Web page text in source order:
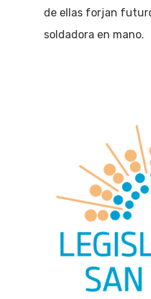
de ellas forjan
soldadora en mano.